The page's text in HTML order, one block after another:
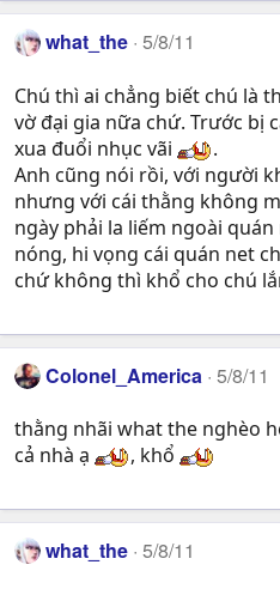
what_the 5/8/11
Chú thì ai chẳng biết chú là
vờ đại gia nữa chứ. Trước bị
xua đuổi nhục vãi
.
Anh cũng nói rồi, với người
nhưng với cái thằng không
ngày phải la liếm ngoài
nóng, hi vọng cái quán net
chứ không thì khổ cho chú
Colonel_America 5/8/11
thằng nhãi what the nghèo
cả nhà ạ
, khổ
what_the 5/8/11